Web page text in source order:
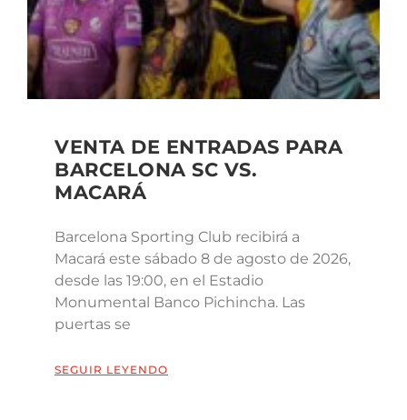
VENTA DE ENTRADAS PARA
BARCELONA SC VS.
MACARÁ
Barcelona Sporting Club recibirá a
Macará este sábado 8 de agosto de 2026,
desde las 19:00, en el Estadio
Monumental Banco Pichincha. Las
puertas se
SEGUIR LEYENDO